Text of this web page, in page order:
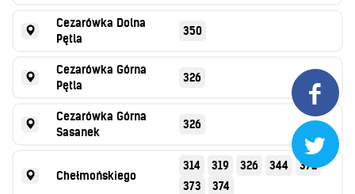


Cezarówka Dolna
Pętla
350
Cezarówka Górna
Pętla
326
Cezarówka Górna
Sasanek
326
Chełmońskiego
314 319 326 344
372
373
374